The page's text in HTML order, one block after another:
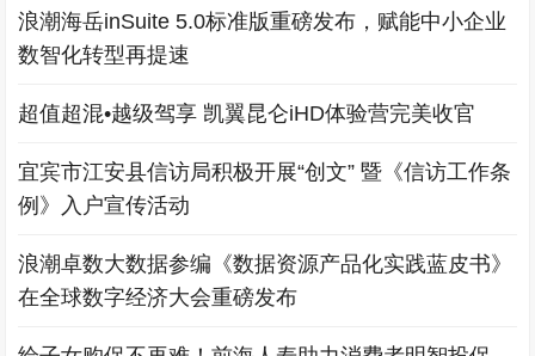
浪潮海岳inSuite 5.0标准版重磅发布，赋能中小企业
数智化转型再提速
超值超混•越级驾享 凯翼昆仑iHD体验营完美收官
宜宾市江安县信访局积极开展“创文” 暨《信访工作条
例》入户宣传活动
浪潮卓数大数据参编《数据资源产品化实践蓝皮书》
在全球数字经济大会重磅发布